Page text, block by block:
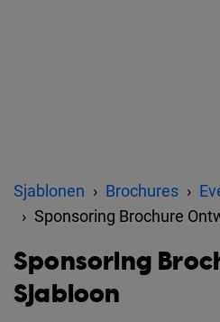
Sjablonen Brochures
Sponsoring Brochure
Sponsoring
Sjabloon